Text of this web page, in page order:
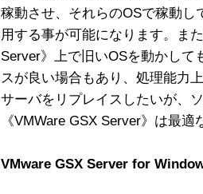
稼動させ、それらのOSで稼動
用する事が可能になります。ま
Server》上で旧いOSを動かして
スが良い場合もあり、処理能力
サーバをリプレイスしたいが、
《VMWare GSX Server》は最適
VMware GSX Server for